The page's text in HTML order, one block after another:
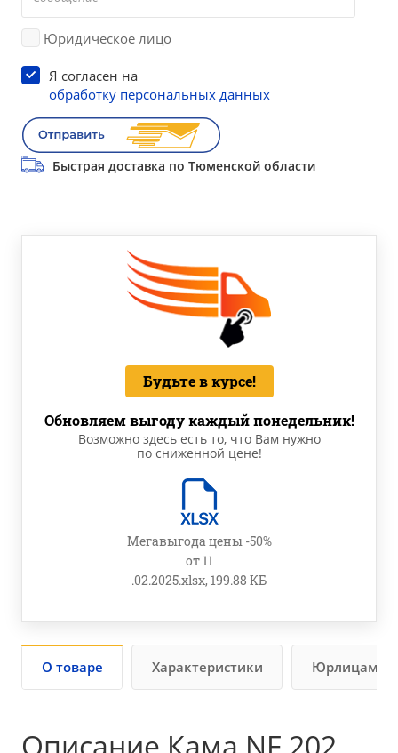
Юридическое лицо
Я согласен на
обработку персональных данных
Быстрая доставка по Тюменской области
Будьте в курсе!
Обновляем выгоду каждый понедельник!
Возможно здесь есть то, что Вам нужно
по сниженной цене!
Мегавыгода цены -50%
от 11
.02.2025.xlsx, 199.88 КБ
О товаре Характеристики Юрлицам
Описание Кама NF 202